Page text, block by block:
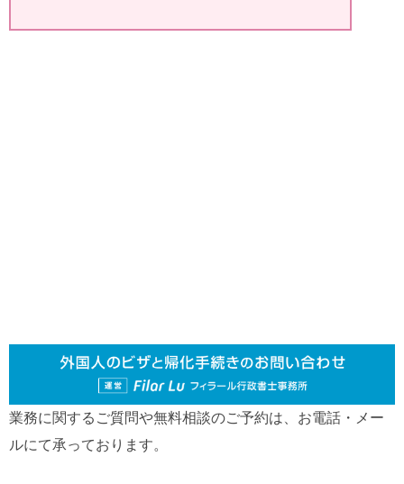
業務に関するご質問や無料相談のご予約は、お電話・メー
ルにて承っております。